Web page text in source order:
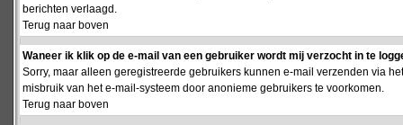
berichten verlaagd.
Terug naar boven
Waneer ik klik op de e-mail van een gebruiker wordt mij verzocht in te
Sorry, maar alleen geregistreerde gebruikers kunnen e-mail verzenden via
misbruik van het e-mail-systeem door anonieme gebruikers te voorkomen.
Terug naar boven